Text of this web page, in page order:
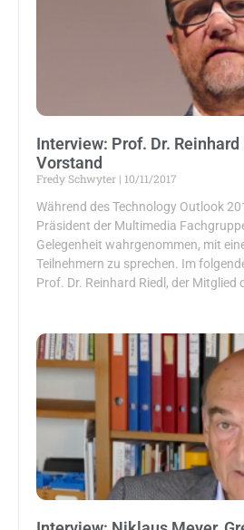
Interview: Prof. Dr. Reinhard
Vorstand
Fredy Schwyter
10/11/2017
Während des Technology Outlook
Präsident der Multimedia
Gelegenheit wahrgenommen, mit
Teilnehmern zu sprechen. Im
Prof. Dr. Reinhard Riedl, der Mitglied